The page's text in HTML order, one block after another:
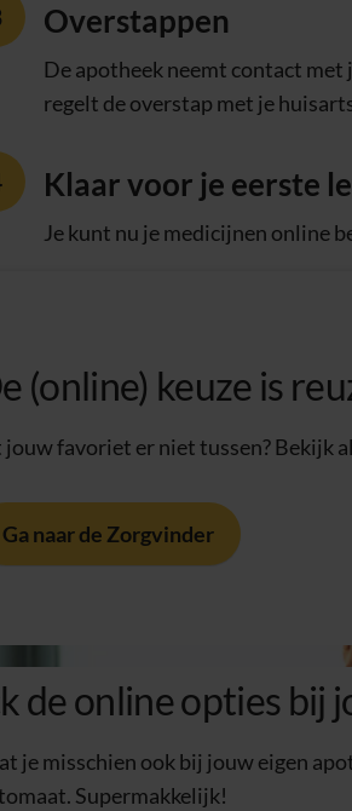
Overstappen
De apotheek neemt contact met
regelt de overstap met je
Klaar voor je eerste
Je kunt nu je medicijnen online
(online) keuze is
favoriet er niet tussen? Bekijk
Ga naar de Zorgvinder
de online opties bij
je misschien ook bij jouw eigen
Supermakkelijk!